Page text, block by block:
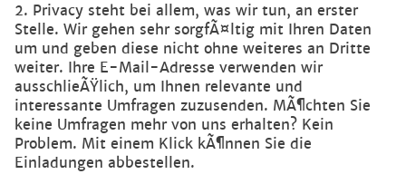
2. Privacy steht bei allem, was wir tun, an erster
Stelle. Wir gehen sehr sorgfÃ¤ltig mit Ihren Daten
um und geben diese nicht ohne weiteres an Dritte
weiter. Ihre E-Mail-Adresse verwenden wir
ausschlieÃŸlich, um Ihnen relevante und
interessante Umfragen zuzusenden. MÃ¶chten Sie
keine Umfragen mehr von uns erhalten? Kein
Problem. Mit einem Klick kÃ¶nnen Sie die
Einladungen abbestellen.